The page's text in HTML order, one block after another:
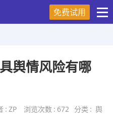
免费试用
舆情风险有哪
: ZP 浏览次数 : 672 分类 : 舆